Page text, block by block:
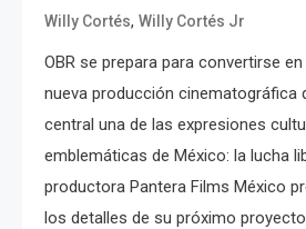
Willy Cortés, Willy Cortés Jr
OBR se prepara para convertirse
nueva producción cinematográfica
central una de las expresiones
emblemáticas de México: la lucha
productora Pantera Films México
los detalles de su próximo